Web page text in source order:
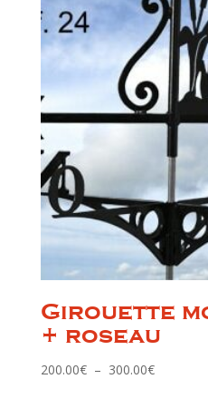
300.00€
Girouette
+ roseau
200.00€ – 300.00€Plage